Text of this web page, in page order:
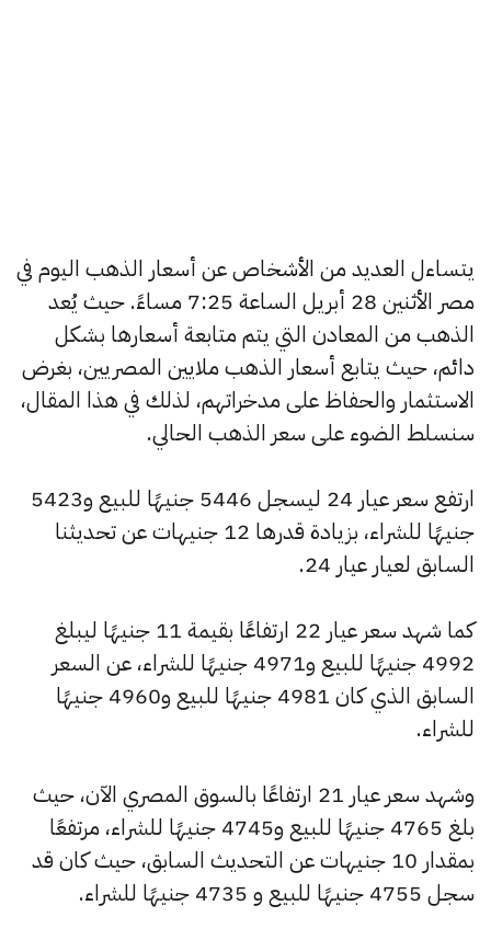
يتساءل العديد من الأشخاص عن أسعار الذهب اليوم في
مصر الأثنين 28 أبريل الساعة 7:25 مساءً. حيث يُعد
الذهب من المعادن التي يتم متابعة أسعارها بشكل
دائم، حيث يتابع أسعار الذهب ملايين المصريين، بغرض
الاستثمار والحفاظ على مدخراتهم، لذلك في هذا المقال،
سنسلط الضوء على سعر الذهب الحالي.
ارتفع سعر عيار 24 ليسجل 5446 جنيهًا للبيع و5423
جنيهًا للشراء، بزيادة قدرها 12 جنيهات عن تحديثنا
السابق لعيار عيار 24.
كما شهد سعر عيار 22 ارتفاعًا بقيمة 11 جنيهًا ليبلغ
4992 جنيهًا للبيع و4971 جنيهًا للشراء، عن السعر
السابق الذي كان 4981 جنيهًا للبيع و4960 جنيهًا
للشراء.
وشهد سعر عيار 21 ارتفاعًا بالسوق المصري الآن، حيث
بلغ 4765 جنيهًا للبيع و4745 جنيهًا للشراء، مرتفعًا
بمقدار 10 جنيهات عن التحديث السابق، حيث كان قد
سجل 4755 جنيهًا للبيع و 4735 جنيهًا للشراء.